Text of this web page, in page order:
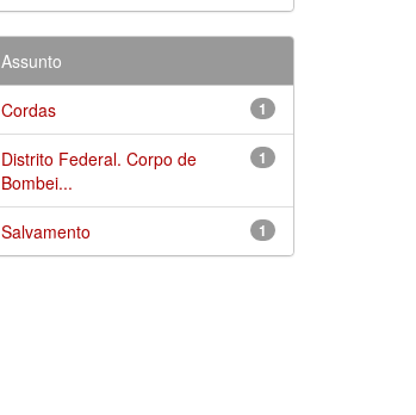
Assunto
1
Cordas
1
Distrito Federal. Corpo de
Bombei...
1
Salvamento